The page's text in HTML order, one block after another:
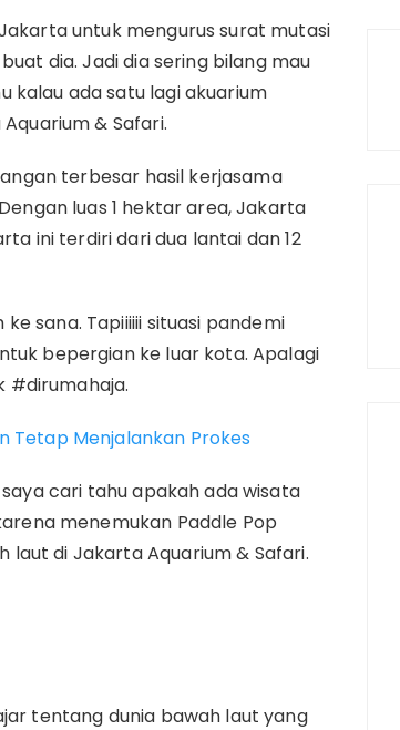
untuk mengurus surat mutasi
dia. Jadi dia sering bilang mau
kalau ada satu lagi akuarium
& Safari.
terbesar hasil kerjasama
luas 1 hektar area, Jakarta
ini terdiri dari dua lantai dan 12
sana. Tapiiiiii situasi pandemi
bepergian ke luar kota. Apalagi
#dirumahaja.
Tetap Menjalankan Prokes
cari tahu apakah ada wisata
menemukan Paddle Pop
laut di Jakarta Aquarium & Safari.
tentang dunia bawah laut yang